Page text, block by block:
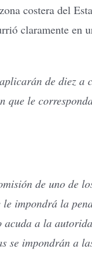
costera del
claramente en
de diez a
que le
de uno de
impondrá la
a la
se impondrán a